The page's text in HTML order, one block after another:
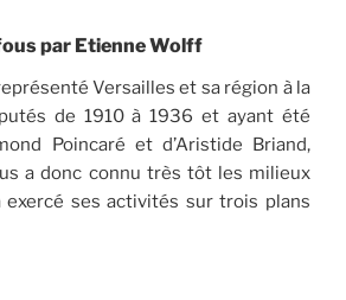
par Etienne Wolff
Versailles et sa région à la
de 1910 à 1936 et ayant été
Poincaré et d’Aristide Briand,
a donc connu très tôt les milieux
exercé ses activités sur trois plans